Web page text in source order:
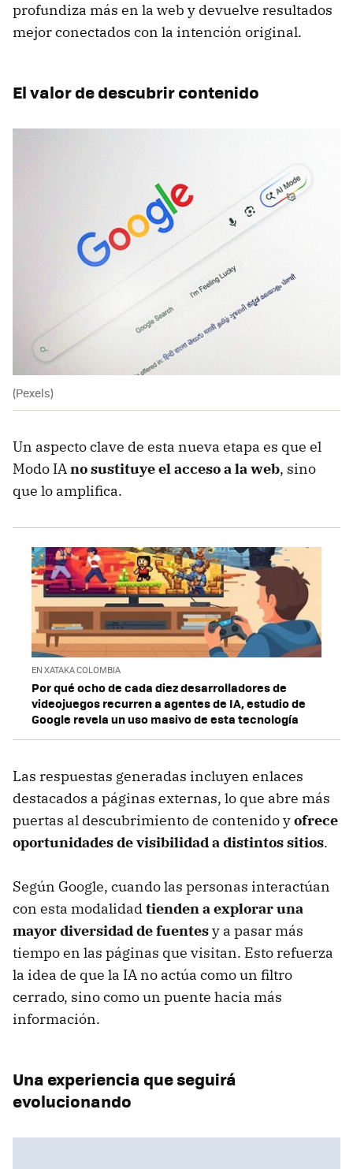
profundiza más en la web y devuelve resultados
mejor conectados con la intención original.
El valor de descubrir contenido
(Pexels)
Un aspecto clave de esta nueva etapa es que el
Modo IAno sustituye el acceso a la web, sino
que lo amplifica.
EN XATAKA COLOMBIA
Por qué ocho de cada diez desarrolladores de
videojuegos recurren a agentes de IA, estudio de
Google revela un uso masivo de esta tecnología
Las respuestas generadas incluyen enlaces
destacados a páginas externas, lo que abre más
puertas al descubrimiento de contenido yofrece
oportunidades de visibilidad a distintos sitios.
Según Google, cuando las personas interactúan
con esta modalidadtienden a explorar una
mayor diversidad de fuentesy a pasar más
tiempo en las páginas que visitan. Esto refuerza
la idea de que la IA no actúa como un filtro
cerrado, sino como un puente hacia más
información.
Una experiencia que seguirá
evolucionando